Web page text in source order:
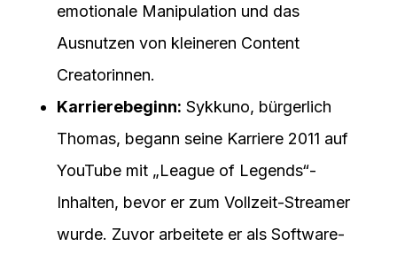
emotionale Manipulation und das
Ausnutzen von kleineren Content
Creatorinnen.
Karrierebeginn: Sykkuno, bürgerlich
Thomas, begann seine Karriere 2011 auf
YouTube mit „League of Legends“-
Inhalten, bevor er zum Vollzeit-Streamer
wurde. Zuvor arbeitete er als Software-